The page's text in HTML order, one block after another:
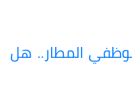
المطار.. هل